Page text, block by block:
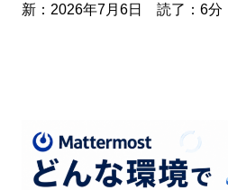
新：2026年7月6日 読了：6分